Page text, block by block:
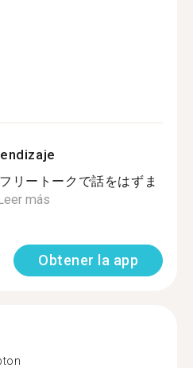
リートークで話をはずま
más
Obtener la app